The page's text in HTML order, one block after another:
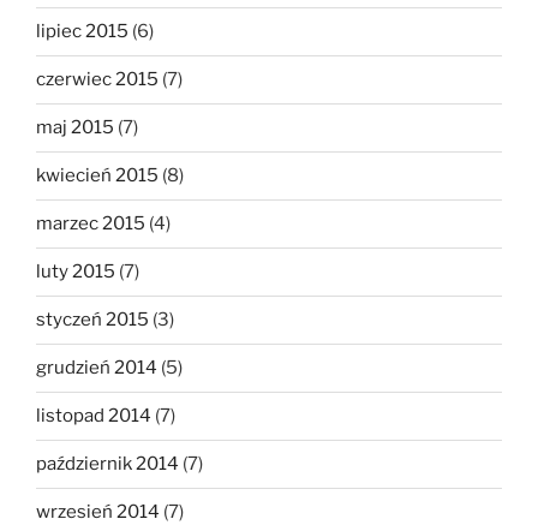
lipiec 2015 (6)
czerwiec 2015 (7)
maj 2015 (7)
kwiecień 2015 (8)
marzec 2015 (4)
luty 2015 (7)
styczeń 2015 (3)
grudzień 2014 (5)
listopad 2014 (7)
październik 2014 (7)
wrzesień 2014 (7)